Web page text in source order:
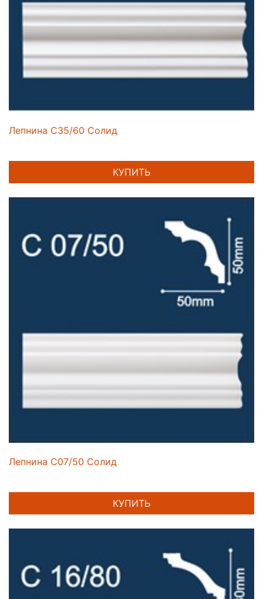
Лепнина C35/60 Солид
КУПИТЬ
Лепнина C07/50 Солид
КУПИТЬ